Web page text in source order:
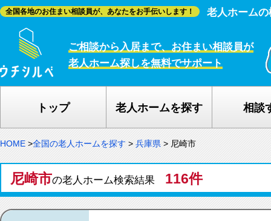
全国各地のお住まい相談員が、あなたをお手伝いします！ 老人ホーム
ご相談から入居まで、お住まい相談員が
老人ホーム探しを無料でサポート
トップ 老人ホームを探す 相談
HOME >全国の老人ホームを探す > 兵庫県 > 尼崎市
尼崎市の老人ホーム検索結果 116件